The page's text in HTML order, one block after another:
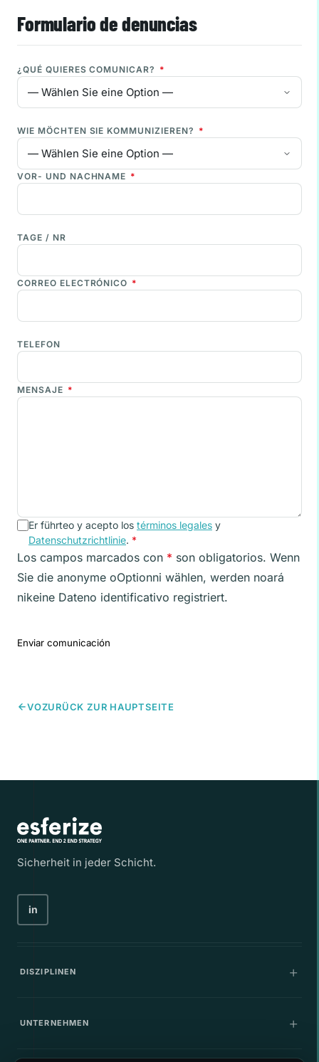
Formulario de denuncias
¿QUÉ QUIERES COMUNICAR? *
WIE MÖCHTEN SIE KOMMUNIZIEREN? *
VOR- UND NACHNAME *
TAGE / NR
CORREO ELECTRÓNICO *
TELEFON
MENSAJE *
Er führteo y acepto los términos legales y
Datenschutzrichtlinie. *
Los campos marcados con * son obligatorios. Wenn
Sie die anonyme oOptionni wählen, werden noará
nikeine Dateno identificativo registriert.
Enviar comunicación
VOZURÜCK ZUR HAUPTSEITE
Sicherheit in jeder Schicht.
in
DISZIPLINEN
UNTERNEHMEN